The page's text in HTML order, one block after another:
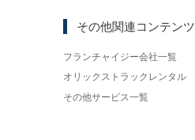
その他関連コンテンツ
フランチャイジー会社一覧
オリックストラックレンタル
その他サービス一覧